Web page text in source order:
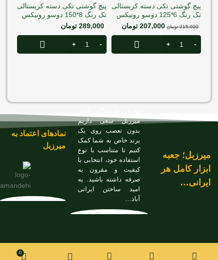
پیچ گوشتی تکی دسته کریستالی
تک رنگ 6*125 دوسو رونیکس
کد RH-2768
215,000 تومان 207,000 تومان
پیچ گوشتی تکی دسته کریستالی
تک رنگ 8*150 دوسو رونیکس
کد RH-2782
289,000 تومان
میرزبل؛ جعبه
ابزار کامل هر
ایرانی…
میرزبل سعی داریم
بدون تعصب روی یک
برند خاص به شما کمک
کنیم تا متناسب با نوع
استفاده خود، انتخابی با
کیفیت و مقرون به
صرفه داشته باشید. به
امید ساختن ایرانی
آباد…
نمادهای اعتماد به
میرزبل
TPR
0